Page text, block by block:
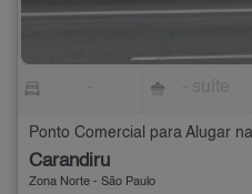
Ponto Comercial para Alugar
Carandiru
Zona Norte - São Paulo